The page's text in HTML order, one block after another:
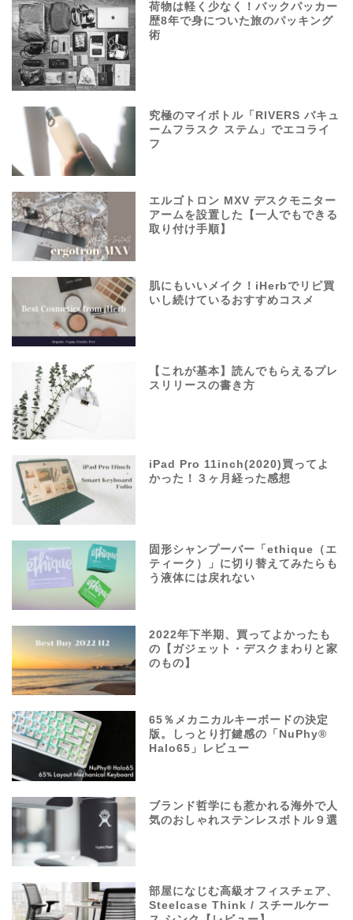
荷物は軽く少なく！バックパッカー
歴8年で身についた旅のパッキング
術
究極のマイボトル「RIVERS バキュ
ームフラスク ステム」でエコライ
フ
エルゴトロン MXV デスクモニター
アームを設置した【一人でもできる
取り付け手順】
肌にもいいメイク！iHerbでリピ買
いし続けているおすすめコスメ
【これが基本】読んでもらえるプレ
スリリースの書き方
iPad Pro 11inch(2020)買ってよ
かった！３ヶ月経った感想
固形シャンプーバー「ethique（エ
ティーク）」に切り替えてみたらも
う液体には戻れない
2022年下半期、買ってよかったも
の【ガジェット・デスクまわりと家
のもの】
65％メカニカルキーボードの決定
版。しっとり打鍵感の「NuPhy®
Halo65」レビュー
ブランド哲学にも惹かれる海外で人
気のおしゃれステンレスボトル９選
部屋になじむ高級オフィスチェア、
Steelcase Think / スチールケー